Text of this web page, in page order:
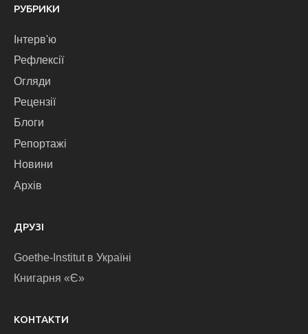
РУБРИКИ
Інтерв'ю
Рефлексії
Огляди
Рецензії
Блоги
Репортажі
Новини
Архів
ДРУЗІ
Goethe-Institut в Україні
Книгарня «Є»
КОНТАКТИ